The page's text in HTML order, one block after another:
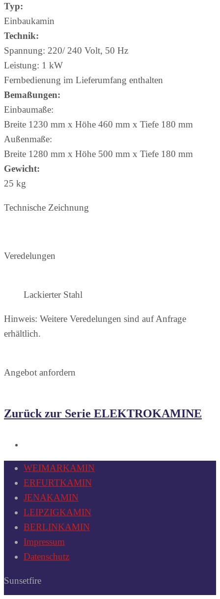
Typ:
Einbaukamin
Technik:
Spannung: 220/ 240 Volt, 50 Hz
Leistung: 1 kW
Fernbedienung im Lieferumfang enthalten
Bemaßungen:
Einbaumaße:
Breite 1230 mm x Höhe 460 mm x Tiefe 180 mm
Außenmaße:
Breite 1280 mm x Höhe 500 mm x Tiefe 180 mm
Gewicht:
25 kg
Technische Zeichnung
Veredelungen
Lackierter Stahl
Hinweis: Weitere Veredelungen sind auf Anfrage
erhältlich.
Angebot anfordern
Zurück zur Serie ELEKTROKAMINE
WEIMARKAMIN
ERFURTKAMIN
JENAKAMIN
LEIPZIGKAMIN
BERLINKAMIN
Impressum
Datenschutz
Sunsetfire